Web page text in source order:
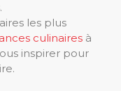
les plus
culinaires à
inspirer pour